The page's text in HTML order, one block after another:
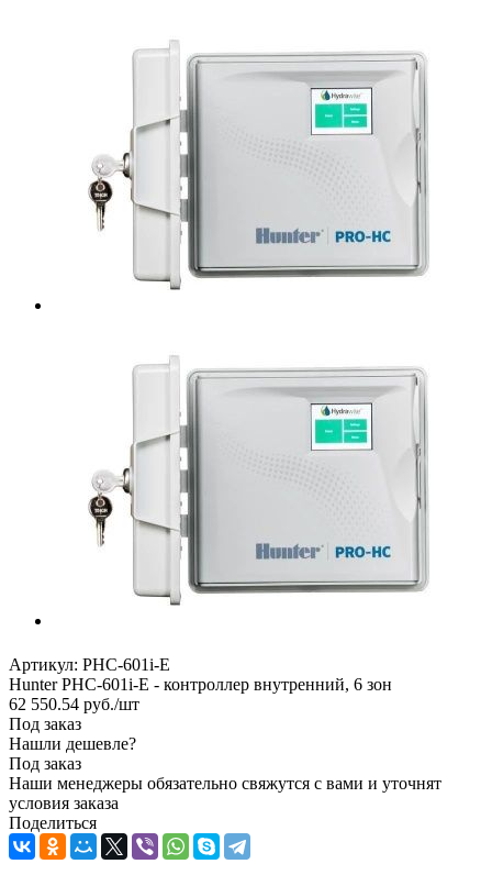
Артикул: PHC-601i-E
Hunter PHC-601i-E - контроллер внутренний, 6 зон
62 550.54 руб./шт
Под заказ
Нашли дешевле?
Под заказ
Наши менеджеры обязательно свяжутся с вами и уточнят
условия заказа
Поделиться